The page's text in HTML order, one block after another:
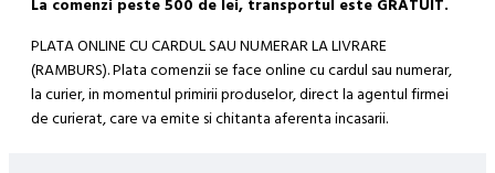
La comenzi peste 500 de lei, transportul este GRATUIT.
PLATA ONLINE CU CARDUL SAU NUMERAR LA LIVRARE
(RAMBURS). Plata comenzii se face online cu cardul sau numerar,
la curier, in momentul primirii produselor, direct la agentul firmei
de curierat, care va emite si chitanta aferenta incasarii.